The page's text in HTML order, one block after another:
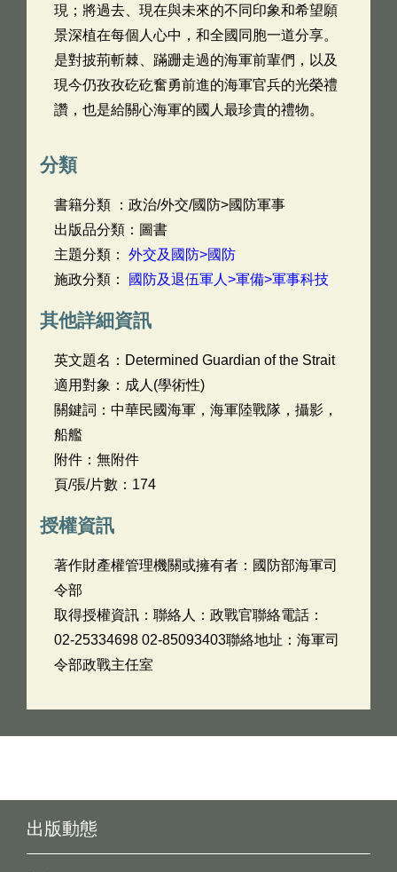
現；將過去、現在與未來的不同印象和希望願
景深植在每個人心中，和全國同胞一道分享。
是對披荊斬棘、蹣跚走過的海軍前輩們，以及
現今仍孜孜矻矻奮勇前進的海軍官兵的光榮禮
讚，也是給關心海軍的國人最珍貴的禮物。
分類
書籍分類 ：政治/外交/國防>國防軍事
出版品分類：圖書
主題分類： 外交及國防>國防
施政分類：
國防及退伍軍人>軍備>軍事科技
其他詳細資訊
英文題名： Determined Guardian of the Strait
適用對象：成人(學術性)
關鍵詞：中華民國海軍，海軍陸戰隊，攝影，
船艦
附件：無附件
頁/張/片數：174
授權資訊
著作財產權管理機關或擁有者：國防部海軍司
令部
取得授權資訊：聯絡人：政戰官聯絡電話：
02-25334698 02-85093403聯絡地址：海軍司
令部政戰主任室
出版動態